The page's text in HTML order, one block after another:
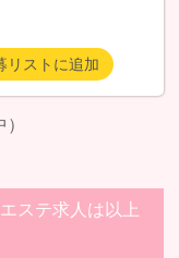
リストに追加
ステ求人は以上